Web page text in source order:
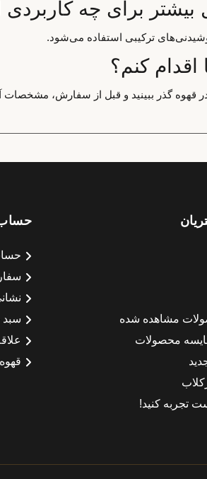
ترکیبی استفاده می‌شود.
کنم؟
گذر ببینید و قبل از سفارش، مشخصات
مشاهده شده
محصولات
تجربه کنید!
سبد